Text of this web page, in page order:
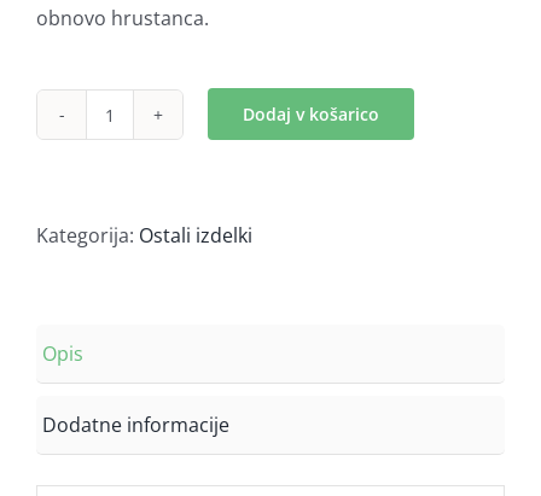
obnovo hrustanca.
Shark
tablet)
Dodaj v košarico
Kategorija: Ostali izdelki
Opis
Dodatne informacije